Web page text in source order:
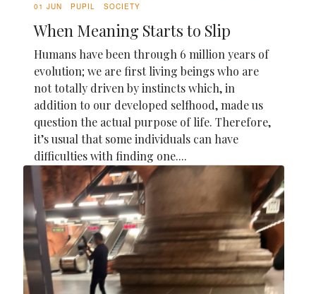
01 JUN PUPIL SOCIETY
When Meaning Starts to Slip
Humans have been through 6 million years of
evolution; we are first living beings who are
not totally driven by instincts which, in
addition to our developed selfhood, made us
question the actual purpose of life. Therefore,
it’s usual that some individuals can have
difficulties with finding one....